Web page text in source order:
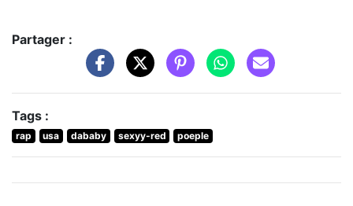
Partager :
Tags :
rap usa dababy sexyy-red poeple